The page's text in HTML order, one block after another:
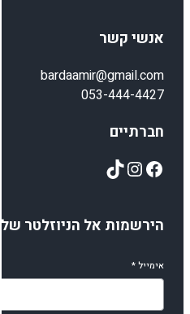
אנשי קשר
bardaamir@gmail.com
053-444-4427
חברתיים
Facebook
Instagram
TikTok
הירשמות אל הניוזלטר שלנו
אימייל*